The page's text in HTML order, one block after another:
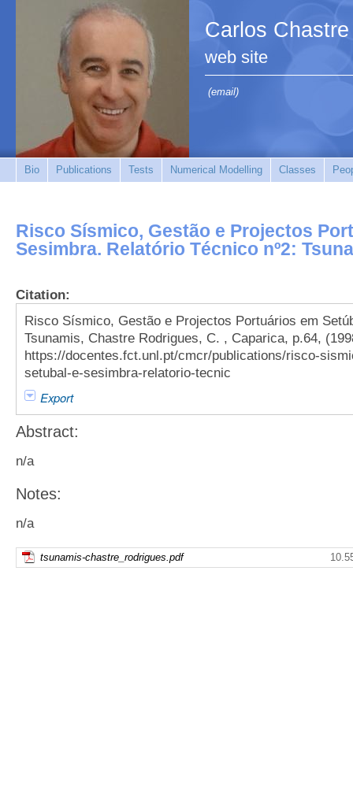
Carlos Chastre
web site
(email)
Bio Publications Tests Numerical Modelling Classes
Risco Sísmico, Gestão e Projectos
Sesimbra. Relatório Técnico nº2:
Citation:
Risco Sísmico, Gestão e Projectos Portuários em
Tsunamis, Chastre Rodrigues, C. , Caparica, p.64,
https://docentes.fct.unl.pt/cmcr/publications/risco-
setubal-e-sesimbra-relatorio-tecnic
Export
Abstract:
n/a
Notes:
n/a
tsunamis-chastre_rodrigues.pdf